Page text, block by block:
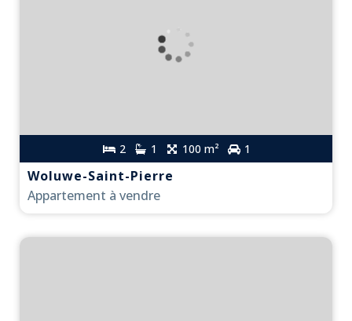
2 1 100 m² 1
Woluwe-Saint-Pierre
Appartement à vendre